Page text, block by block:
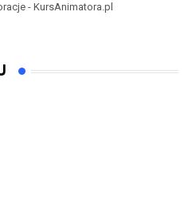
- KursAnimatora.pl